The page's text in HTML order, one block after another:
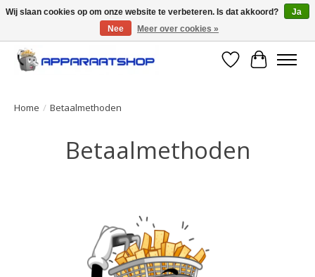
Large selection of products and fast shipping!
Verlanglijst
Home / Betaalmethoden
Betaalmethoden
Wij slaan cookies op om onze website te verbeteren. Is dat akkoord?
Ja
Nee
Meer over cookies »